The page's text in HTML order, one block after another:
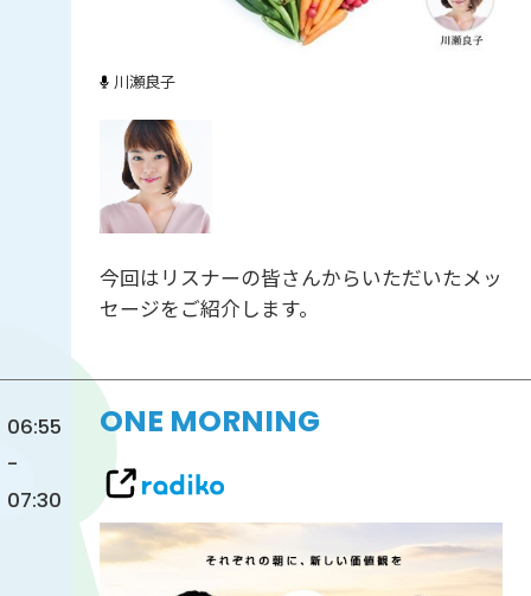
川瀬良子
今回はリスナーの皆さんからいただいたメッ
セージをご紹介します。
06:55
-
07:30
ONE MORNING